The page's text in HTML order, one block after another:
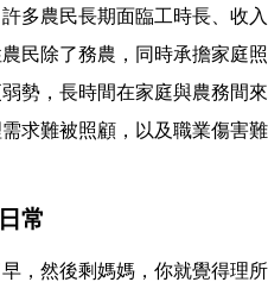
多農民長期面臨工時長、收入
民除了務農，同時承擔家庭照
勢，長時間在家庭與農務間來
求難被照顧，以及職業傷害難
常
，然後剩媽媽，你就覺得理所